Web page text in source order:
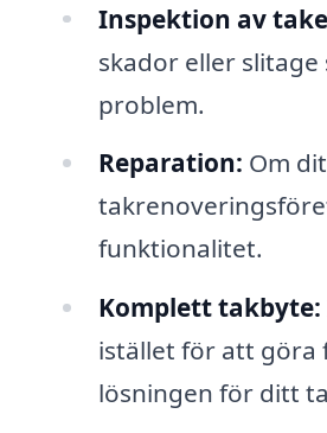
Inspektion av
skador eller
problem.
Reparation: Om
funktionalitet.
Komplett takbyte:
istället för att göra
lösningen för ditt